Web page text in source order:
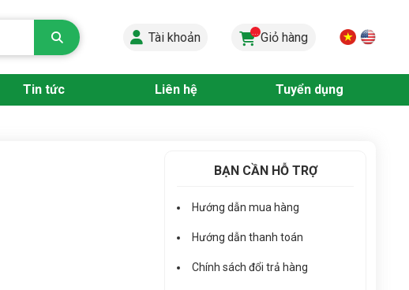
Tài khoản ...Giỏ hàng
Tin tức Liên hệ Tuyển dụng
BẠN CẦN HỖ TRỢ
Hướng dẫn mua hàng
Hướng dẫn thanh toán
Chính sách đổi trả hàng